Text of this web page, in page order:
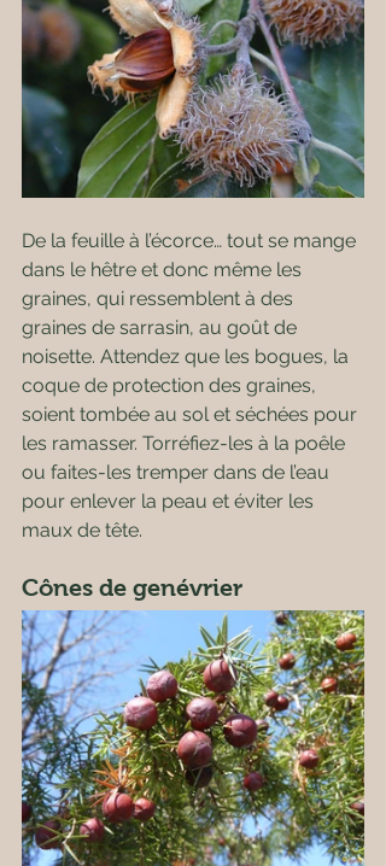
De la feuille à l’écorce… tout se mange
dans le hêtre et donc même les
graines, qui ressemblent à des
graines de sarrasin, au goût de
noisette. Attendez que les bogues, la
coque de protection des graines,
soient tombée au sol et séchées pour
les ramasser. Torréfiez-les à la poêle
ou faites-les tremper dans de l’eau
pour enlever la peau et éviter les
maux de tête.
Cônes de genévrier